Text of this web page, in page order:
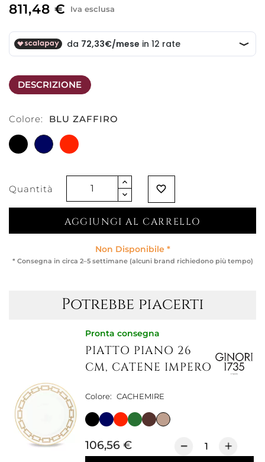
811,48 € Iva esclusa
DESCRIZIONE
Colore: BLU ZAFFIRO
NEROBLU
ZAFFIRO
ROSSO
SCARLATTO
Quantità favorite_border
AGGIUNGI AL CARRELLO
Non Disponibile *
* Consegna in circa 2–5 settimane (alcuni brand richiedono più tempo)
Potrebbe piacerti
Pronta consegna
PIATTO PIANO 26
CM, CATENE IMPERO
Colore: CACHEMIRE
106,56 €